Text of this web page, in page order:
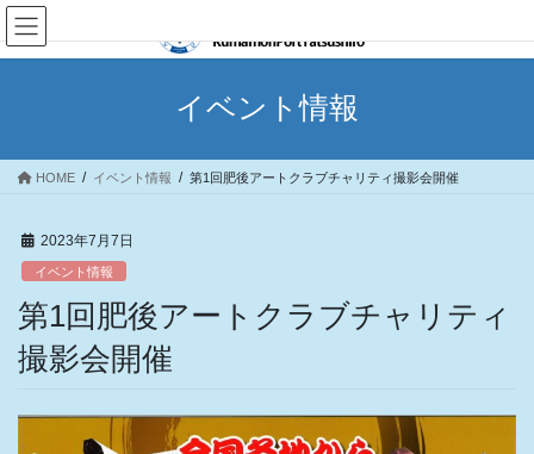
コ
ン
テ
ス
ナ
ビ
ゲ
ン
イベント情報
HOME イベント情報 第1回肥後アートクラブチャリティ撮影会開催
2023年7月7日
イベント情報
第1回肥後アートクラブチャリティ
撮影会開催